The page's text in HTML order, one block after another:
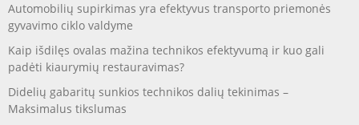
Automobilių supirkimas yra efektyvus transporto priemonės
gyvavimo ciklo valdyme
Kaip išdilęs ovalas mažina technikos efektyvumą ir kuo gali
padėti kiaurymių restauravimas?
Didelių gabaritų sunkios technikos dalių tekinimas –
Maksimalus tikslumas